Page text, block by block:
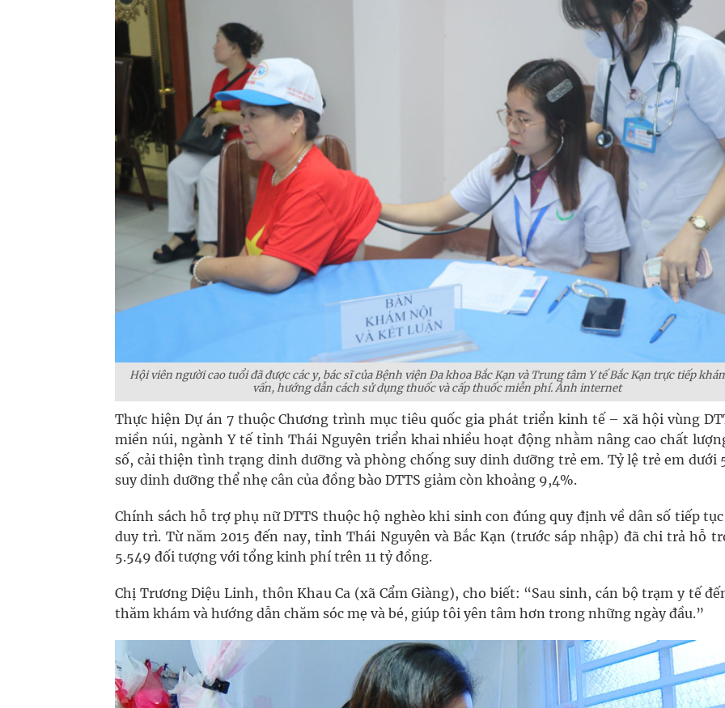
Hội viên người cao tuổi đã được các y, bác sĩ của Bệnh viện Đa khoa Bắc Kạn và Trung tâm Y tế Bắc Kạn trực tiếp
vấn, hướng dẫn cách sử dụng thuốc và cấp thuốc miễn phí. Ảnh internet
Thực hiện Dự án 7 thuộc Chương trình mục tiêu quốc gia phát triển kinh tế – xã hội vùng
miền núi, ngành Y tế tỉnh Thái Nguyên triển khai nhiều hoạt động nhằm nâng cao chất
số, cải thiện tình trạng dinh dưỡng và phòng chống suy dinh dưỡng trẻ em. Tỷ lệ trẻ em dưới
suy dinh dưỡng thể nhẹ cân của đồng bào DTTS giảm còn khoảng 9,4%.
Chính sách hỗ trợ phụ nữ DTTS thuộc hộ nghèo khi sinh con đúng quy định về dân số tiếp
duy trì. Từ năm 2015 đến nay, tỉnh Thái Nguyên và Bắc Kạn (trước sáp nhập) đã chi trả hỗ
5.549 đối tượng với tổng kinh phí trên 11 tỷ đồng.
Chị Trương Diệu Linh, thôn Khau Ca (xã Cẩm Giàng), cho biết: “Sau sinh, cán bộ trạm y tế
thăm khám và hướng dẫn chăm sóc mẹ và bé, giúp tôi yên tâm hơn trong những ngày đầu.”